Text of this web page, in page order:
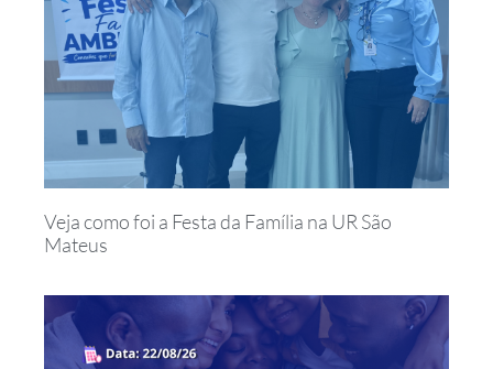
Veja como foi a Festa da Família na UR São
Mateus